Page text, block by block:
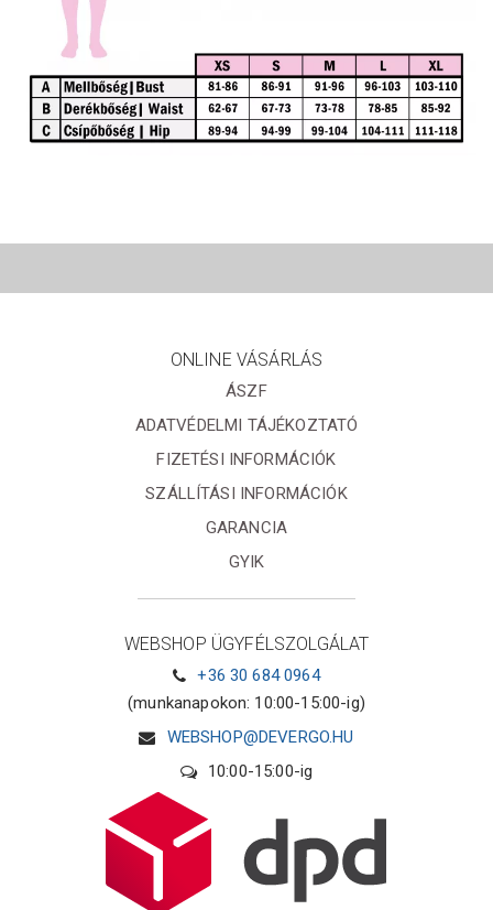
ONLINE VÁSÁRLÁS
ÁSZF
ADATVÉDELMI TÁJÉKOZTATÓ
FIZETÉSI INFORMÁCIÓK
SZÁLLÍTÁSI INFORMÁCIÓK
GARANCIA
GYIK
WEBSHOP ÜGYFÉLSZOLGÁLAT
+36 30 684 0964
(munkanapokon: 10:00-15:00-ig)
WEBSHOP@DEVERGO.HU
10:00-15:00-ig